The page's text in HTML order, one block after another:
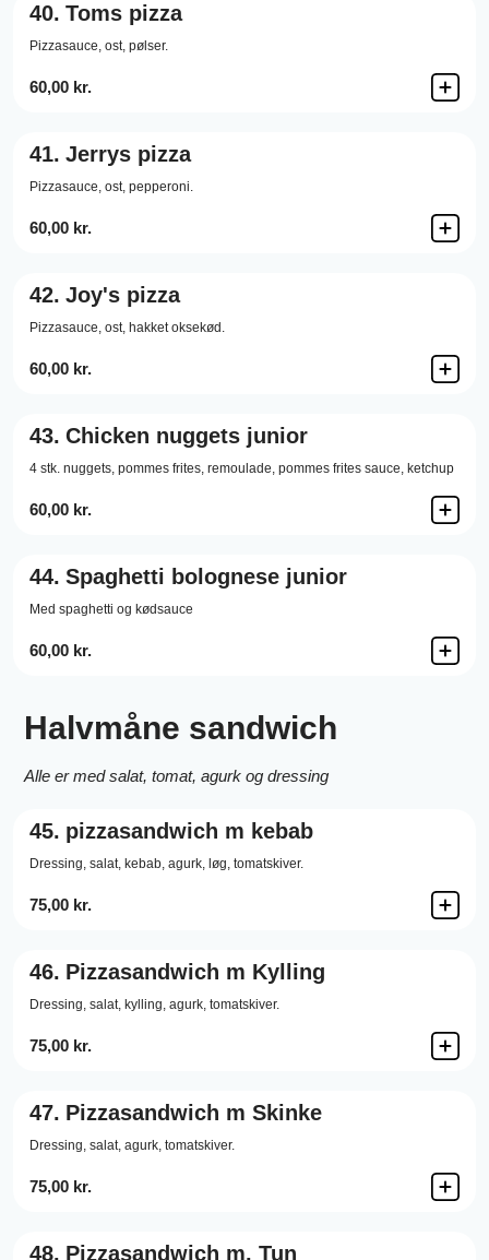
40. Toms pizza
Pizzasauce, ost, pølser.
60,00 kr.
41. Jerrys pizza
Pizzasauce, ost, pepperoni.
60,00 kr.
42. Joy's pizza
Pizzasauce, ost, hakket oksekød.
60,00 kr.
43. Chicken nuggets junior
4 stk. nuggets, pommes frites, remoulade, pommes frites sauce, ketchup
60,00 kr.
44. Spaghetti bolognese junior
Med spaghetti og kødsauce
60,00 kr.
Halvmåne sandwich
Alle er med salat, tomat, agurk og dressing
45. pizzasandwich m kebab
Dressing, salat, kebab, agurk, løg, tomatskiver.
75,00 kr.
46. Pizzasandwich m Kylling
Dressing, salat, kylling, agurk, tomatskiver.
75,00 kr.
47. Pizzasandwich m Skinke
Dressing, salat, agurk, tomatskiver.
75,00 kr.
48. Pizzasandwich m. Tun